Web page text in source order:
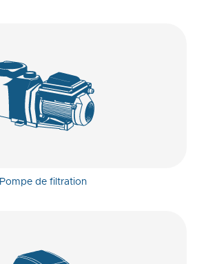
Pompe de filtration